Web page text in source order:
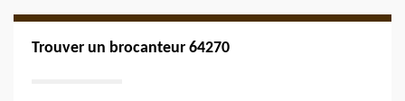
Trouver un brocanteur 64270